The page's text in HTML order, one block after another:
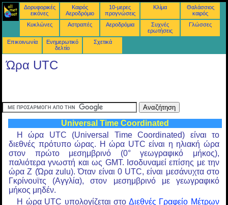
Δορυφορικές
εικόνες
Καιρός
Αεροδρόμιο
10-μερες
προγνώσεις
Κλίμα
Θαλάσσιος
καιρός
Κυκλώνες
Αστραπές Αεροδρόμια
Συχνές
ερωτήσεις
Γλώσσες
Επικοινωνία
Ενημερωτικό
δελτίο
Σχετικά
Ώρα UTC
Universal Time Coordinated
Η ώρα UTC (Universal Time Coordinated) είναι το
διεθνές πρότυπο ώρας. Η ώρα UTC είναι η ηλιακή ώρα
στον πρώτο μεσημβρινό (0° γεωγραφικό μήκος),
παλιότερα γνωστή και ως GMT. Ισοδυναμεί επίσης με την
ώρα Z (Ώρα zulu). Όταν είναι 0 UTC, είναι μεσάνυχτα στο
Γκρίνουϊτς (Αγγλία), στον μεσημβρινό με γεωγραφικό
μήκος μηδέν.
Η ώρα UTC υπολογίζεται στο Διεθνές Γραφείο Μέτρων